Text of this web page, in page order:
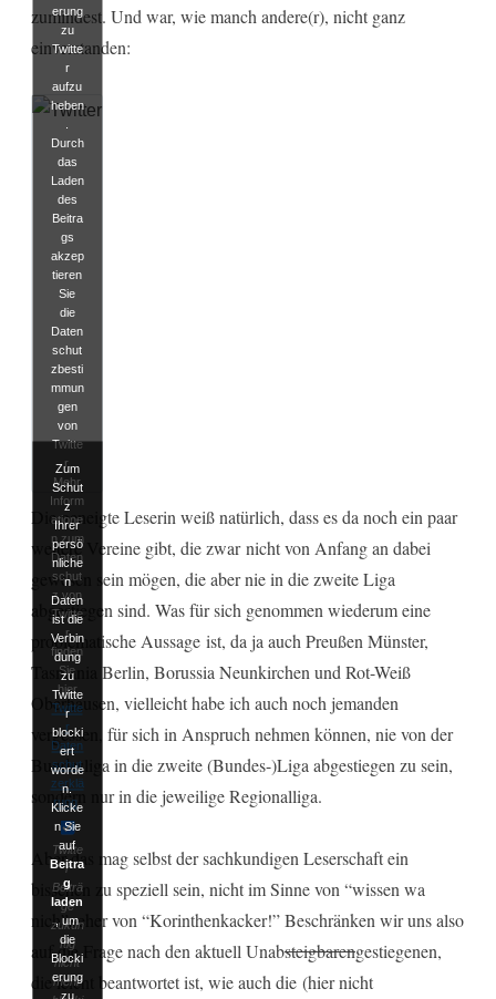
zumindest. Und war, wie manch andere(r), nicht ganz
einverstanden:
erung
zu
Twitte
r
aufzu
heben
Durch
das
Laden
des
Beitra
gs
akzep
tieren
Sie
die
Daten
schut
zbesti
mmun
gen
von
Twitte
r.
Mehr
Inform
atione
n zum
Daten
schut
z von
Twitte
r
finden
Sie
hier
Twitte
r
Daten
schut
zerklä
rung
Twitte
r
Beiträ
ge
zukün
ftig
nicht
mehr
Die geneigte Leserin weiß natürlich, dass es da noch ein paar
weitere Vereine gibt, die zwar nicht von Anfang an dabei
gewesen sein mögen, die aber nie in die zweite Liga
abgestiegen sind. Was für sich genommen wiederum eine
problematische Aussage ist, da ja auch Preußen Münster,
Tasmania Berlin, Borussia Neunkirchen und Rot-Weiß
Oberhausen, vielleicht habe ich auch noch jemanden
vergessen, für sich in Anspruch nehmen können, nie von der
Bundesliga in die zweite (Bundes-)Liga abgestiegen zu sein,
sondern nur in die jeweilige Regionalliga.
Aber das mag selbst der sachkundigen Leserschaft ein
bisschen zu speziell sein, nicht im Sinne von “wissen wa
nich”, eher von “Korinthenkacker!” Beschränken wir uns also
auf die Frage nach den aktuell Unabsteigbarengestiegenen,
die leicht beantwortet ist, wie auch die (hier nicht
Zum
Schut
z
Ihrer
persö
nliche
n
Daten
ist die
Verbin
dung
zu
Twitte
r
blocki
ert
worde
n.
Klicke
n Sie
auf
Beitra
g
laden
, um
die
Blocki
erung
zu